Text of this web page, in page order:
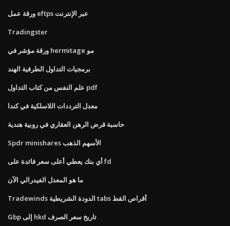
ورقة عمل eftps عبر الإنترنت
Tradingster
ورقة مؤشر في hermitage مو
برمجيات التداول الطرفية الهند
علم النفس من كتاب التداول pdf
معدل الترددات اللاسلكية في كندا
حاسبة قرض الرهن العقاري في روبية هندية
Spdr minishares الأسهم الذهب
أي بنك يعطي أعلى سعر فائدة على fd
ما هو المعدل الفيدرالي الآن
Tradewinds الدودة الشريطية tabs أقراص القط
Gbp إلى hkd تاريخ سعر الصرف